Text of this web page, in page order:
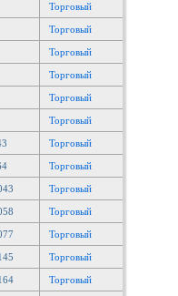
Торговый
Торговый
Торговый
Торговый
Торговый
Торговый
Торговый
Торговый
Торговый
Торговый
Торговый
Торговый
Торговый